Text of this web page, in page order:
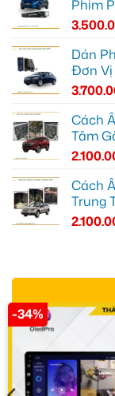
Phim
Dán
Đơn Vị
Cách
Tâm
Cách
Trung
-34%